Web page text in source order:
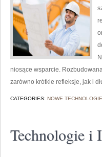
niosące wsparcie.
zarówno krótkie refleksje, jak i
CATEGORIES: NOWE TECHNOLOGIE
Technologie i